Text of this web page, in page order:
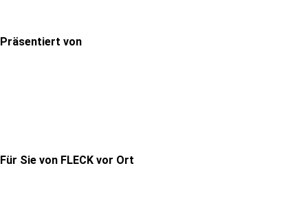
Präsentiert von
Für Sie von FLECK vor Ort